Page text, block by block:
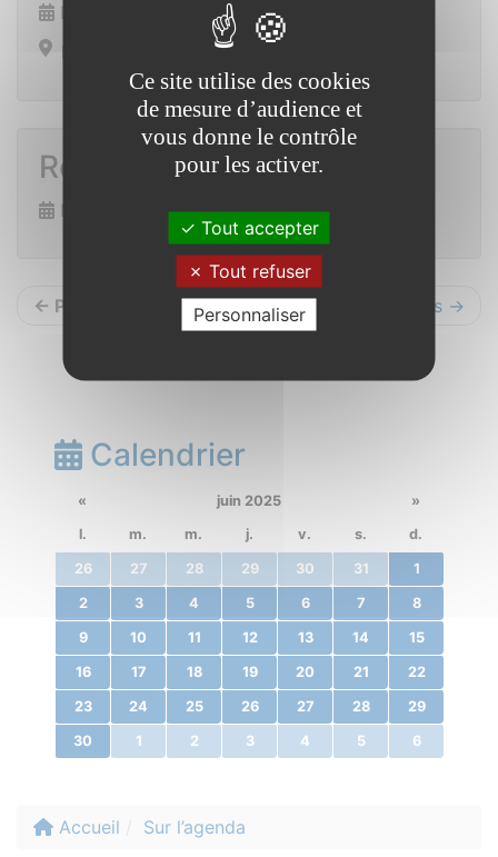
Du 4 au 5 octobre 2025
Mairie Saint Vincent sur Oust
Repas inter-clochers
Dimanche 12 octobre 2025
← Précédents Suivants →
Calendrier
« juin 2025
»
l.
m. m. j. v. s. d.
26 27 28 29 30 31 1
2 3 4 5 6 7 8
9 10 11 12 13 14 15
16 17 18 19 20 21 22
23 24 25 26 27 28 29
30 1 2 3 4 5 6
Accueil Sur l’agenda
Ce site utilise des cookies
de mesure d’audience et
vous donne le contrôle
pour les activer.
Tout accepter
Tout refuser
Personnaliser